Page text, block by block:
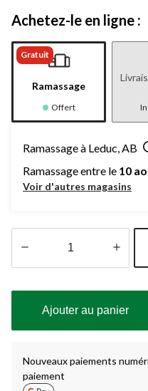
Achetez-le en ligne :
Gratuit
Ramassage
Offert
Ramassage à Leduc, AB
Ramassage entre le 10
Voir d'autres magasins
à
Ajouter au panier
Nouveaux paiements
paiement